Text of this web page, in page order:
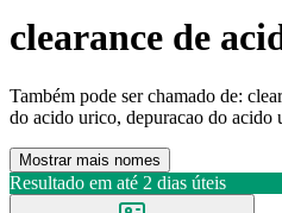
clearance de
Também pode ser chamado de:
do acido urico, depuracao do acido
Mostrar mais nomes
Resultado em até 2 dias úteis